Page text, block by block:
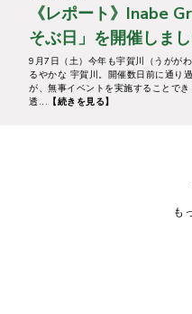
《レポート》Inabe
そぶ日」を開催しまし
9月7日（土）今年も宇賀川（うがが
るやかな 宇賀川。開催数日前に通り
が、無事イベントを実施することで
透... 【続きを見る】
も